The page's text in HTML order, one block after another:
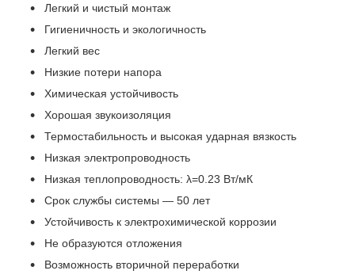
Легкий и чистый монтаж
Гигиеничность и экологичность
Легкий вес
Низкие потери напора
Химическая устойчивость
Хорошая звукоизоляция
Термостабильность и высокая ударная вязкость
Низкая электропроводность
Низкая теплопроводность: λ=0.23 Вт/мК
Срок службы системы ― 50 лет
Устойчивость к электрохимической коррозии
Не образуются отложения
Возможность вторичной переработки